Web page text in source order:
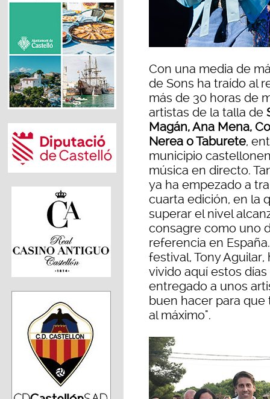
Con una media de
de Sons ha traído al
más de 30 horas de
artistas de la talla de
Magán, Ana Mena,
Nerea o Taburete,
municipio
música en directo.
ya ha empezado a
cuarta edición, en la
superar el nivel
consagre como uno
referencia en
festival, Tony
vivido aquí estos
entregado a unos
buen hacer para
al máximo".